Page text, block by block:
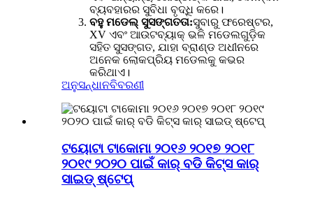
ବ୍ୟବହାରର ସୁବିଧା ବୃଦ୍ଧି କରେ।
ବହୁ ମଡେଲ୍ ସୁସଙ୍ଗତତା:ସୁବାରୁ ଫରେଷ୍ଟର,
XV ଏବଂ ଆଉଟବ୍ୟାକ୍ ଭଳି ମଡେଲଗୁଡ଼ିକ
ସହିତ ସୁସଙ୍ଗତ, ଯାହା ବ୍ରାଣ୍ଡ ଅଧୀନରେ
ଅନେକ ଲୋକପ୍ରିୟ ମଡେଲକୁ କଭର
କରିଥାଏ।
ଅନୁସନ୍ଧାନବିବରଣୀ
ଟୟୋଟା ଟାକୋମା ୨୦୧୬ ୨୦୧୭ ୨୦୧୮
୨୦୧୯ ୨୦୨୦ ପାଇଁ କାର୍ ବଡି କିଟ୍ସ କାର୍
ସାଇଡ୍ ଷ୍ଟେପ୍